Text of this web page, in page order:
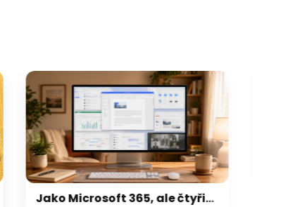
Jako Microsoft 365, ale čtyřikrát levnější a z Česka. IceWarp nabízí kancelářské balíky a cloud od 34 korun